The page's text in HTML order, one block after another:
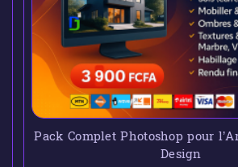
Pack Complet Photoshop pour
Design